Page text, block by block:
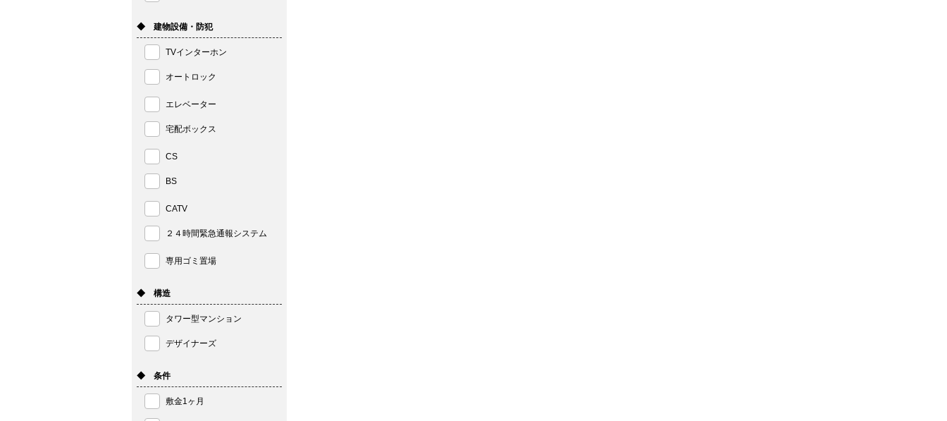
◆ 建物設備・防犯
TVインターホン
オートロック
エレベーター
宅配ボックス
CS
BS
CATV
２４時間緊急通報システム
専用ゴミ置場
◆ 構造
タワー型マンション
デザイナーズ
◆ 条件
敷金1ヶ月